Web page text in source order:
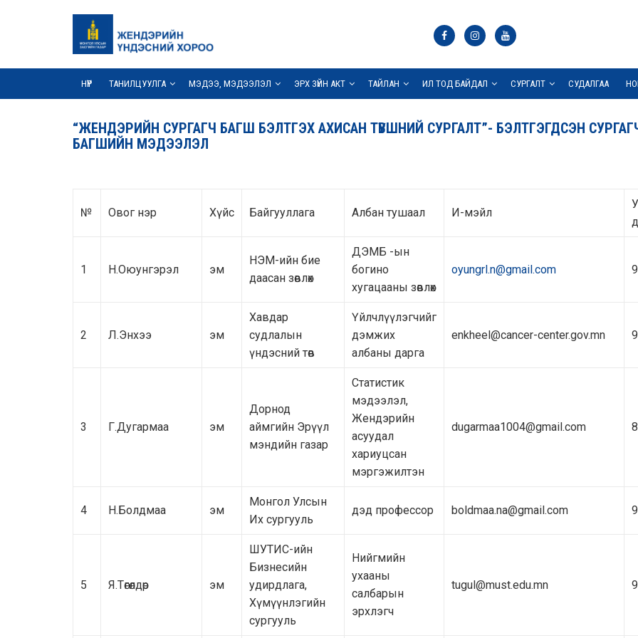
НҮҮР ТАНИЛЦУУЛГА МЭДЭЭ, МЭДЭЭЛЭЛ ЭРХ ЗҮЙН АКТ ТАЙЛАН ИЛ ТОД БАЙДАЛ СУРГАЛТ СУДАЛГАА
“ЖЕНДЭРИЙН СУРГАГЧ БАГШ БЭЛТГЭХ АХИСАН ТҮВШНИЙ СУРГАЛТ”- БЭЛТГЭГДСЭН
БАГШИЙН МЭДЭЭЛЭЛ
№ Овог нэр Хүйс Байгууллага Албан тушаал И-мэйл
1 Н.Оюунгэрэл эм
НЭМ-ийн бие
даасан зөвлөх
ДЭМБ -ын
богино
хугацааны зөвлөх
oyungrl.n@gmail.com
2 Л.Энхээ эм
Хавдар
судлалын
үндэсний төв
Үйлчлүүлэгчийг
дэмжих
албаны дарга
enkheel@cancer-center.gov.mn
3 Г.Дугармаа эм
Дорнод
аймгийн Эрүүл
мэндийн газар
Статистик
мэдээлэл,
Жендэрийн
асуудал
хариуцсан
мэргэжилтэн
dugarmaa1004@gmail.com
4 Н.Болдмаа эм
Монгол Улсын
Их сургууль
дэд профессор boldmaa.na@gmail.com
5 Я.Төгөлдөр эм
ШУТИС-ийн
Бизнесийн
удирдлага,
Хүмүүнлэгийн
сургууль
Нийгмийн
ухааны
салбарын
эрхлэгч
tugul@must.edu.mn